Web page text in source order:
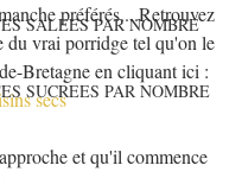
SALEES PAR NOMBRE
SUCREES PAR NOMBRE
préférés....Retrouvez
du vrai porridge tel qu'on le
Bretagne en cliquant ici :
secs
et qu'il commence